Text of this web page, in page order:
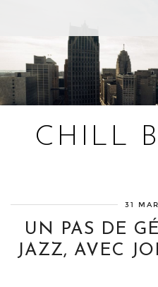
CHILL
31
UN PAS DE
JAZZ, AVEC